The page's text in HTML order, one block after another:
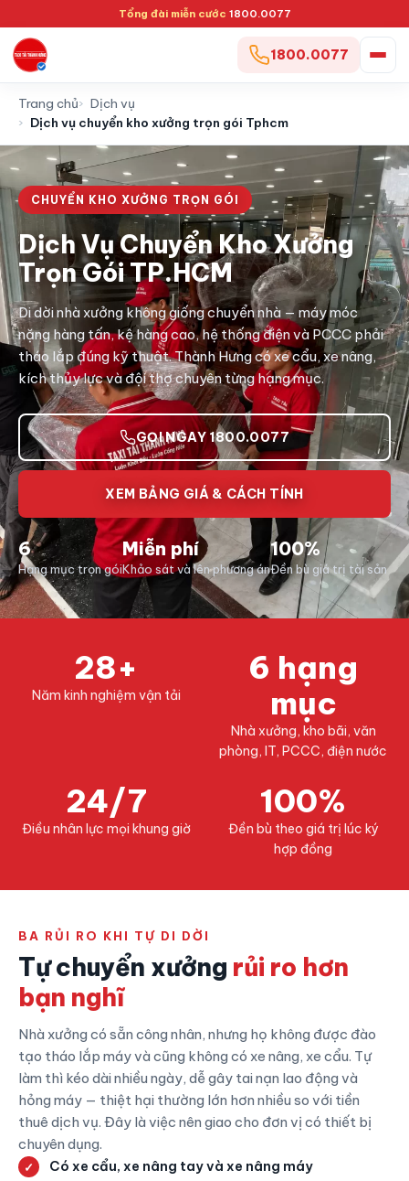
Tổng đài miễn cước 1800.0077
1800.0077
Trang chủ
Dịch vụ
Dịch vụ chuyển kho xưởng trọn gói Tphcm
CHUYỂN KHO XƯỞNG TRỌN GÓI
Dịch Vụ Chuyển Kho Xưởng
Trọn Gói TP.HCM
Di dời nhà xưởng không giống chuyển nhà — máy móc
nặng hàng tấn, kệ hàng cao, hệ thống điện và PCCC phải
tháo lắp đúng kỹ thuật. Thành Hưng có xe cẩu, xe nâng,
kích thủy lực và đội thợ chuyên từng hạng mục.
GỌI NGAY 1800.0077
XEM BẢNG GIÁ & CÁCH TÍNH
6
Hạng mục trọn gói
Miễn phí
Khảo sát và lên phương án
100%
Đền bù giá trị tài sản
28+
Năm kinh nghiệm vận tải
6 hạng
mục
Nhà xưởng, kho bãi, văn
phòng, IT, PCCC, điện nước
24/7
Điều nhân lực mọi khung giờ
100%
Đền bù theo giá trị lúc ký
hợp đồng
BA RỦI RO KHI TỰ DI DỜI
Tự chuyển xưởng rủi ro hơn
bạn nghĩ
Nhà xưởng có sẵn công nhân, nhưng họ không được đào
tạo tháo lắp máy và cũng không có xe nâng, xe cẩu. Tự
làm thì kéo dài nhiều ngày, dễ gây tai nạn lao động và
hỏng máy — thiệt hại thường lớn hơn nhiều so với tiền
thuê dịch vụ. Đây là việc nên giao cho đơn vị có thiết bị
chuyên dụng.
Có xe cẩu, xe nâng tay và xe nâng máy